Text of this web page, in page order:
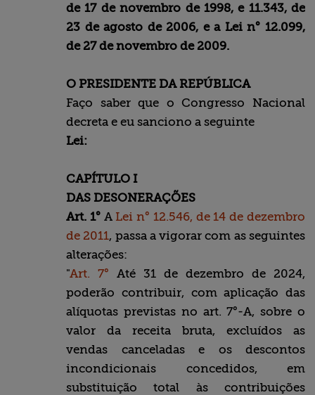
de 17 de novembro de 1998, e 11.343, de
23 de agosto de 2006, e a Lei n° 12.099,
de 27 de novembro de 2009.
O PRESIDENTE DA REPÚBLICA
Faço saber que o Congresso Nacional
decreta e eu sanciono a seguinte
Lei:
CAPÍTULO I
DAS DESONERAÇÕES
Art. 1°A Lei n° 12.546, de 14 de dezembro
de 2011, passa a vigorar com as seguintes
alterações:
"Art. 7° Até 31 de dezembro de 2024,
poderão contribuir, com aplicação das
alíquotas previstas no art. 7°-A, sobre o
valor da receita bruta, excluídos as
vendas canceladas e os descontos
incondicionais concedidos, em
substituição total às contribuições